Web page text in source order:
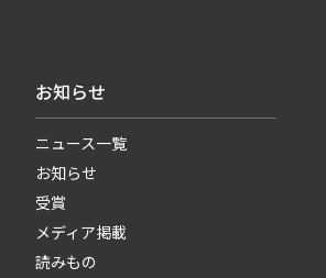
お知らせ
ニュース一覧
お知らせ
受賞
メディア掲載
読みもの